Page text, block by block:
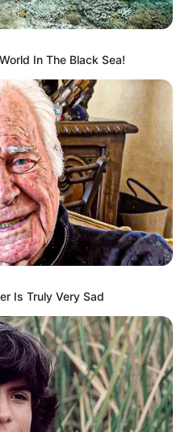
DE WINDSOR – Plat –
In The Black Sea!
Is Truly Very Sad